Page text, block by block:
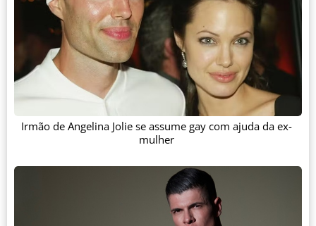
Irmão de Angelina Jolie se assume gay com ajuda da ex-
mulher